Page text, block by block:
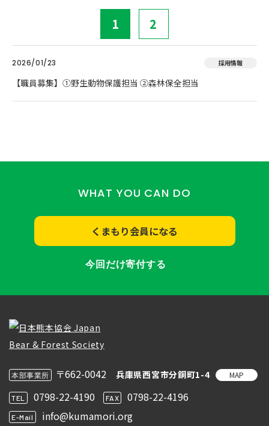
1 2
2026/01/23 採用情報
【職員募集】①野生動物保護担当 ②森林保全担当
WHAT YOU CAN DO
くまもり会員になる
今回だけ寄付する
本部事業所 〒662-0042 兵庫県西宮市分銅町1-4 MAP
TEL 0798-22-4190 FAX 0798-22-4196
E-Mail info@kumamori.org